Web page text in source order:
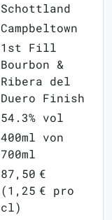
Schottland
Campbeltown
1st Fill
Bourbon &
Ribera del
Duero Finish
54.3% vol
400ml von
700ml
87,50 €
(1,25 € pro
cl)